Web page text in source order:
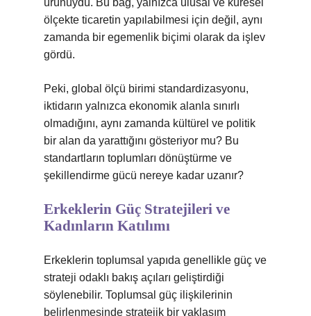
ürünüydü. Bu bağ, yalnızca ulusal ve küresel
ölçekte ticaretin yapılabilmesi için değil, aynı
zamanda bir egemenlik biçimi olarak da işlev
gördü.
Peki, global ölçü birimi standardizasyonu,
iktidarın yalnızca ekonomik alanla sınırlı
olmadığını, aynı zamanda kültürel ve politik
bir alan da yarattığını gösteriyor mu? Bu
standartların toplumları dönüştürme ve
şekillendirme gücü nereye kadar uzanır?
Erkeklerin Güç Stratejileri ve
Kadınların Katılımı
Erkeklerin toplumsal yapıda genellikle güç ve
strateji odaklı bakış açıları geliştirdiği
söylenebilir. Toplumsal güç ilişkilerinin
belirlenmesinde stratejik bir yaklaşım